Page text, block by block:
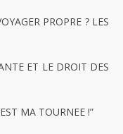
PROPRE ? LES
ET LE DROIT DES
MA TOURNEE !”